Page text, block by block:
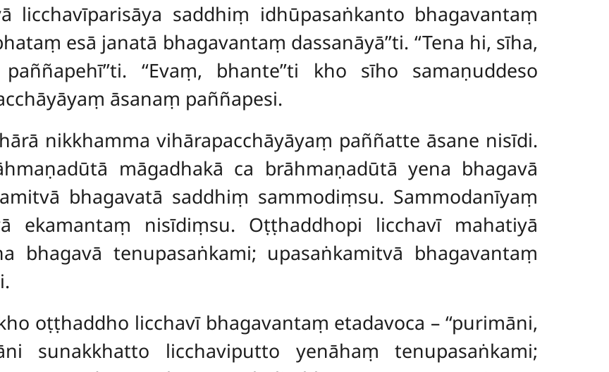
licchavīparisāya saddhiṃ idhūpasaṅkanto bhagavantaṃ
esā janatā bhagavantaṃ dassanāyā’’ti. ‘‘Tena hi, sīha,
‘‘Evaṃ, bhante’’ti kho sīho samaṇuddeso
āsanaṃ paññapesi.
nikkhamma vihārapacchāyāyaṃ paññatte āsane nisīdi.
māgadhakā ca brāhmaṇadūtā yena bhagavā
bhagavatā saddhiṃ sammodiṃsu. Sammodanīyaṃ
ekamantaṃ nisīdiṃsu. Oṭṭhaddhopi licchavī mahatiyā
bhagavā tenupasaṅkami; upasaṅkamitvā bhagavantaṃ
oṭṭhaddho licchavī bhagavantaṃ etadavoca – ‘‘purimāni,
sunakkhatto licchaviputto yenāhaṃ tenupasaṅkami;